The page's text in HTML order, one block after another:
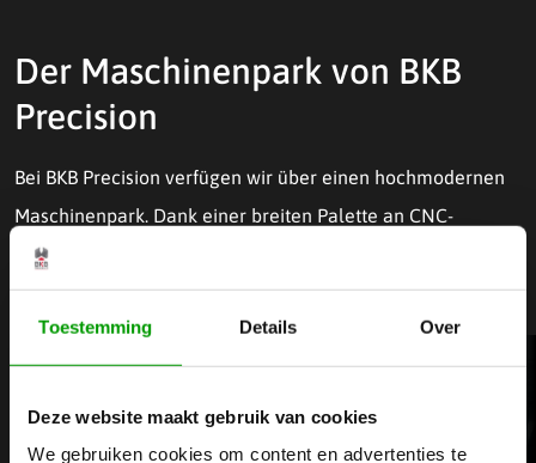
Toestemming Details Over
Deze website maakt gebruik van cookies
We gebruiken cookies om content en advertenties te
Der Maschinenpark von BKB
Precision
Bei BKB Precision verfügen wir über einen hochmodernen
Maschinenpark. Dank einer breiten Palette an CNC-
Maschinen sind wir in der Lage, für Sie hochwertige
Präzisionsprodukte herzustellen!